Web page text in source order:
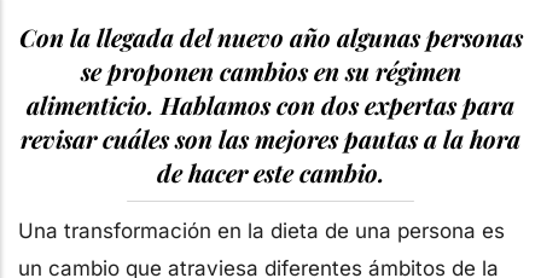
Con la llegada del nuevo año algunas personas
se proponen cambios en su régimen
alimenticio. Hablamos con dos expertas para
revisar cuáles son las mejores pautas a la hora
de hacer este cambio.
Una transformación en la dieta de una persona es
un cambio que atraviesa diferentes ámbitos de la